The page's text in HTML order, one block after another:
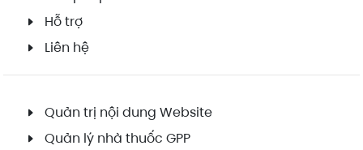
Hỗ trợ
Liên hệ
Quản trị nội dung Website
Quản lý nhà thuốc GPP